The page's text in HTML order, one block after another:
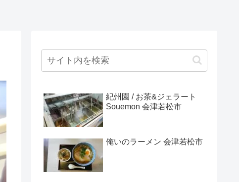
紀州園 / お茶&ジェラート
Souemon 会津若松市
俺いのラーメン 会津若松市